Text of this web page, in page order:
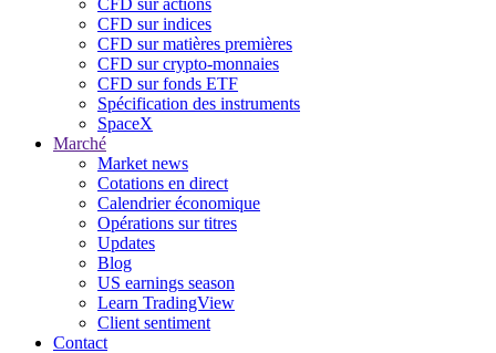
CFD sur indices
CFD sur matières premières
CFD sur crypto-monnaies
CFD sur fonds ETF
Spécification des instruments
SpaceX
Marché
Market news
Cotations en direct
Calendrier économique
Opérations sur titres
Updates
Blog
US earnings season
Learn TradingView
Client sentiment
Contact